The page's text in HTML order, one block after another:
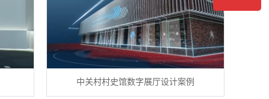
中关村村史馆数字展厅设计案例